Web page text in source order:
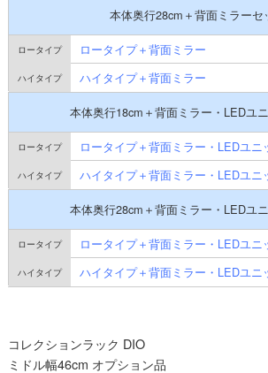
本体奥行28cm＋背面ミラーセ
ロータイプ＋背面ミラー
ハイタイプ＋背面ミラー
本体奥行18cm＋背面ミラー・LEDユ
ロータイプ＋背面ミラー・LEDユニ
ハイタイプ＋背面ミラー・LEDユニ
本体奥行28cm＋背面ミラー・LEDユ
ロータイプ＋背面ミラー・LEDユニ
ハイタイプ＋背面ミラー・LEDユニ
コレクションラック DIO
ミドル幅46cm オプション品